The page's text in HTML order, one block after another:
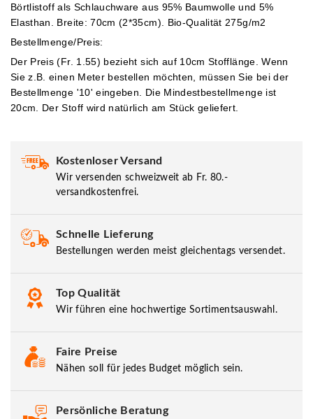
Börtlistoff als Schlauchware aus 95% Baumwolle und 5%
Elasthan. Breite: 70cm (2*35cm). Bio-Qualität 275g/m2
Bestellmenge/Preis:
Der Preis (Fr. 1.55) bezieht sich auf 10cm Stofflänge. Wenn
Sie z.B. einen Meter bestellen möchten, müssen Sie bei der
Bestellmenge '10' eingeben. Die Mindestbestellmenge ist
20cm. Der Stoff wird natürlich am Stück geliefert.
Kostenloser Versand
Wir versenden schweizweit ab Fr. 80.-
versandkostenfrei.
Schnelle Lieferung
Bestellungen werden meist gleichentags versendet.
Top Qualität
Wir führen eine hochwertige Sortimentsauswahl.
Faire Preise
Nähen soll für jedes Budget möglich sein.
Persönliche Beratung